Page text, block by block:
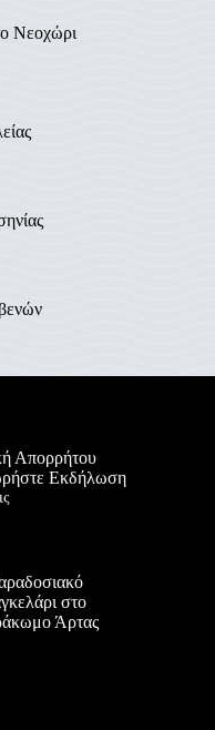
Νεοχώρι
Απορρήτου
Εκδήλωση
στο
Άρτας